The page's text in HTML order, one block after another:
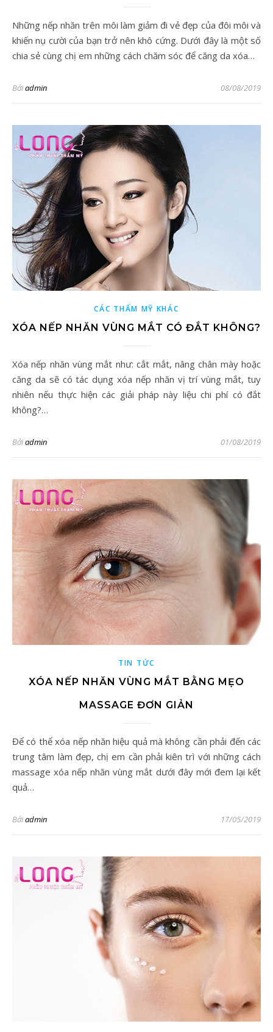
Những nếp nhăn trên môi làm giảm đi vẻ đẹp của đôi môi và
khiến nụ cười của bạn trở nên khô cứng. Dưới đây là một số
chia sẻ cùng chị em những cách chăm sóc để căng da xóa…
Bởiadmin 08/08/2019
CÁC THẨM MỸ KHÁC
XÓA NẾP NHĂN VÙNG MẮT CÓ ĐẮT KHÔNG?
Xóa nếp nhăn vùng mắt như: cắt mắt, nâng chân mày hoặc
căng da sẽ có tác dụng xóa nếp nhăn vị trí vùng mắt, tuy
nhiên nếu thực hiện các giải pháp này liệu chi phí có đắt
không?…
Bởiadmin 01/08/2019
TIN TỨC
XÓA NẾP NHĂN VÙNG MẮT BẰNG MẸO
MASSAGE ĐƠN GIẢN
Để có thể xóa nếp nhăn hiệu quả mà không cần phải đến các
trung tâm làm đẹp, chị em cần phải kiên trì với những cách
massage xóa nếp nhăn vùng mắt dưới đây mới đem lại kết
quả…
Bởiadmin 17/05/2019